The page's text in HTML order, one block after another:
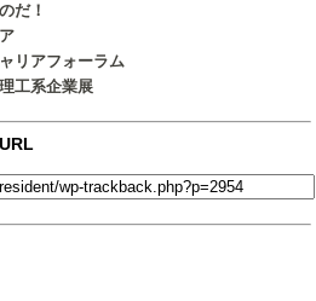
だ！
リアフォーラム
工系企業展